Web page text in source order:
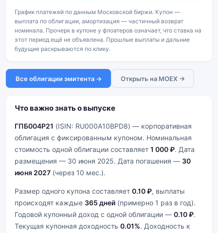
График платежей по данным Московской биржи. Купон —
выплата по облигации, амортизация — частичный возврат
номинала. Прочерк в купоне у флоатеров означает, что ставка на
этот период ещё не объявлена. Прошлые выплаты и дальние
будущие раскрываются по клику.
Все облигации эмитента → Открыть на MOEX →
Что важно знать о выпуске
ГПБ004Р21 (ISIN: RU000A10BPD8) — корпоративная
облигация с фиксированным купоном. Номинальная
стоимость одной облигации составляет 1 000 ₽. Дата
размещения — 30 июня 2025. Дата погашения — 30
июня 2027 (через 10 мес.).
Размер одного купона составляет 0.10 ₽, выплаты
происходят каждые 365 дней (примерно 1 раз в год).
Годовой купонный доход с одной облигации — 0.10 ₽.
Текущая купонная доходность 0.01%. Доходность к